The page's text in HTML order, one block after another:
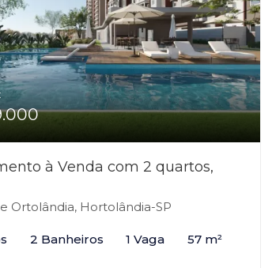
à Venda com 2 quartos,
Ortolândia, Hortolândia-SP
2 Banheiros 1 Vaga 57 m²